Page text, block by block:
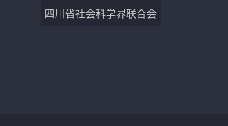
四川省社会科学界联合会